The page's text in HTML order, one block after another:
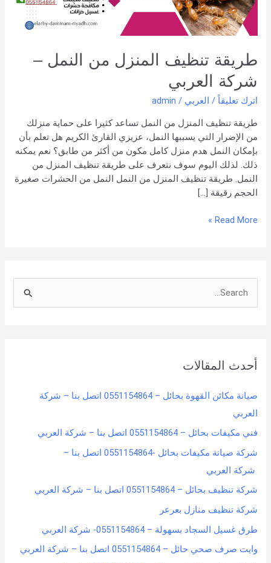
طريقة تنظيف المنزل من النمل –
شركة العربي
اترك تعليقاً / العربي /
admin
طريقة تنظيف المنزل من النمل تساعد كثيرا على حماية منزلك
من الإضرار التي يسببها النمل، عزيزي القارئ الكريم هل تعلم بأن
بإمكان النمل هدم منزل كامل مكون من أكثر من طابق؟ نعم يمكنه
ذلك. لذلك اليوم سوف نتعرف على طريقة تنظيف المنزل من
النمل. طريقة تنظيف المنزل من النمل النمل من الحشرات صغيرة
الحجم رقيقة […]
Read More »
c
f
o
r
:
أحدث المقالات
صيانة مكائن القهوة بحائل – 0551154864 اتصل بنا – شركة
العربي
فني مكيفات بحائل – 0551154864 اتصل بنا – شركة العربي
شركة صيانة مكيفات بحائل -0551154864 اتصل بنا –
شركة العربي
شركة تنظيف بحائل – 0551154864 اتصل بنا – شركة العربي
شركة تنظيف منازل بعرعر
طرق غسيل السجاد بسهولة – 0551154864- شركة العربي
وايت صرف صحي حائل – 0551154864 اتصل بنا – شركة العربي